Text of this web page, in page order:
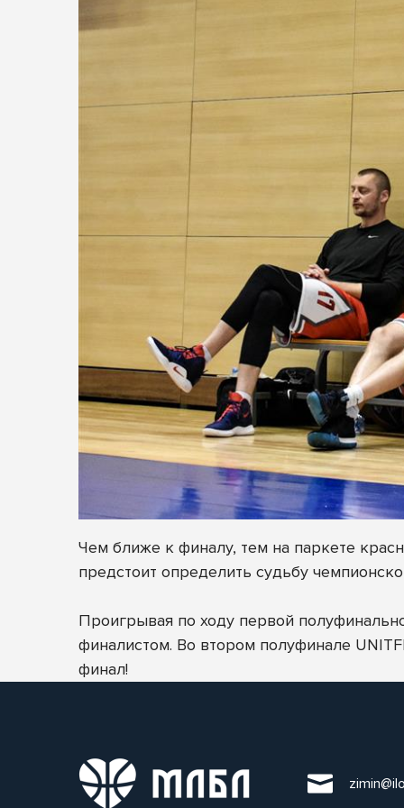
Чем ближе к финалу, тем на паркете
предстоит определить судьбу
Проигрывая по ходу первой
финалистом. Во втором полуфинале
финал!